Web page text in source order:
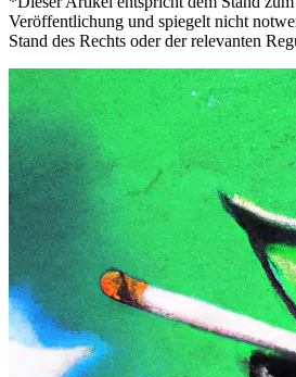
Veröffentlichung und spiegelt nicht
Stand des Rechts oder der relevanten